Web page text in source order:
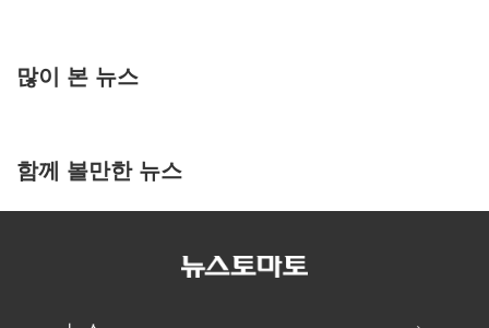
많이 본 뉴스
함께 볼만한 뉴스